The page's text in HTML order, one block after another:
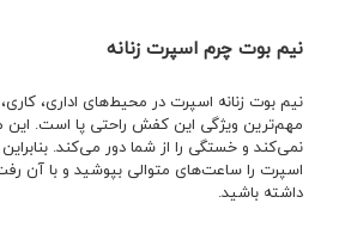
نیم بوت چرم اسپرت زنانه
نیم بوت زنانه اسپرت در محیط‌های اداری، کاری،
مهم‌ترین ویژگی این کفش راحتی پا است. این
نمی‌کند و خستگی را از شما دور می‌کند.
اسپرت را ساعت‌های متوالی بپوشید و با آن
داشته باشید.